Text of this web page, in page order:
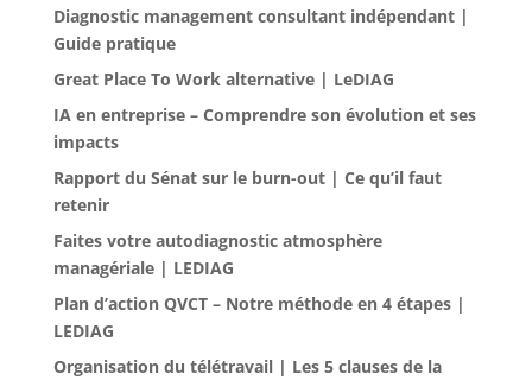
Diagnostic management consultant indépendant |
Guide pratique
Great Place To Work alternative | LeDIAG
IA en entreprise – Comprendre son évolution et ses
impacts
Rapport du Sénat sur le burn-out | Ce qu’il faut
retenir
Faites votre autodiagnostic atmosphère
managériale | LEDIAG
Plan d’action QVCT – Notre méthode en 4 étapes |
LEDIAG
Organisation du télétravail | Les 5 clauses de la